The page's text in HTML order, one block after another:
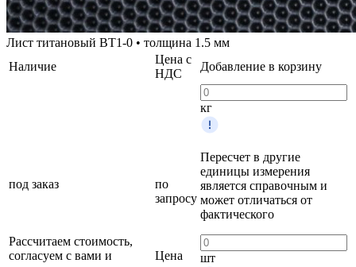
Лист титановый ВТ1-0 • толщина 1.5 мм
Наличие
Цена с
НДС
Добавление в корзину
под заказ
Рассчитаем стоимость,
согласуем с вами и
по
запросу
Цена
кг
Пересчет в другие
единицы измерения
является справочным и
может отличаться от
фактического
шт